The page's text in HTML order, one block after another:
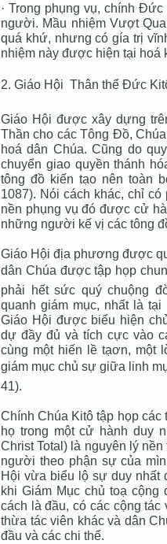
· Trong phụng vụ, chính
người. Mầu nhiệm Vượt
quá khứ, nhưng có gía trị
nhiệm này được hiện tại hoá
2. Giáo Hội  Thân thể Đức
Giáo Hội được xây dựng
Thần cho các Tông Đồ,
hoá dân Chúa. Cũng do
chuyển giao quyền thánh
tông đồ kiến tạo nên toàn
1087). Nói cách khác, chỉ
nền phụng vụ đó được cử
những người kế vị các tông
Giáo Hội địa phương được
dân Chúa được tập họp
phải hết sức quý chuộng
quanh giám mục, nhất là
Giáo Hội được biểu hiện
dự đầy đủ và tích cực vào
cùng một hiến lề tạơn, một
giám mục chủ sự giữa linh
41).
Chính Chúa Kitô tập họp
họ trong một cử hành duy
Christ Total) là nguyên lý
người theo phận sự của
Hội vừa biểu lộ sự duy nhất
khi Giám Mục chủ toạ
cách là đầu, có các cộng
thừa tác viên khác và dân
đầu và các chi thể.